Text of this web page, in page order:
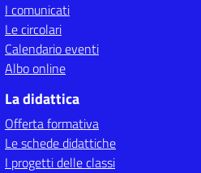
I comunicati
Le circolari
Calendario eventi
Albo online
La didattica
Offerta formativa
Le schede didattiche
I progetti delle classi